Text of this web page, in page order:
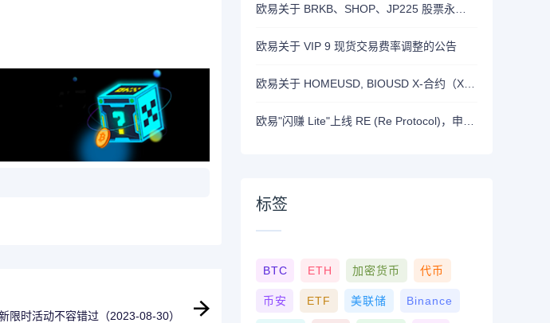
限时活动不容错过（2023-08-30）
欧易关于 VIP 9 现货交易费率调整的公告
标签
BTC ETH 加密货币 代币
币安 ETF 美联储 Binance